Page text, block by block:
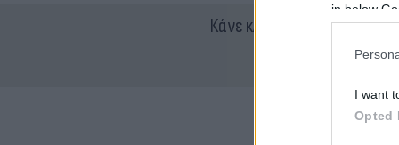
in below
I want
Opted
Κάνε κλικ και δες